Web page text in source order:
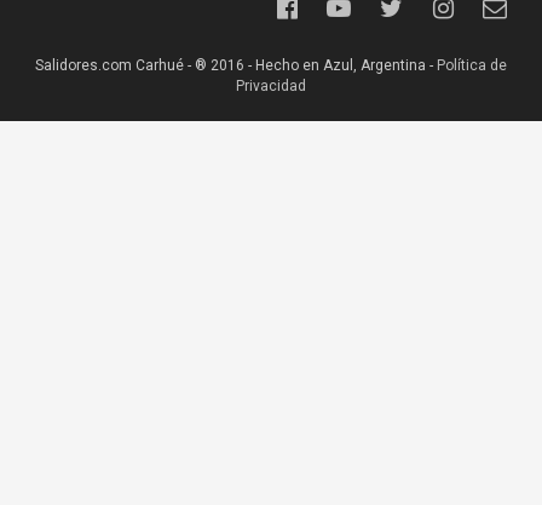
Salidores.com Carhué - ® 2016 - Hecho en Azul, Argentina - Política de
Privacidad